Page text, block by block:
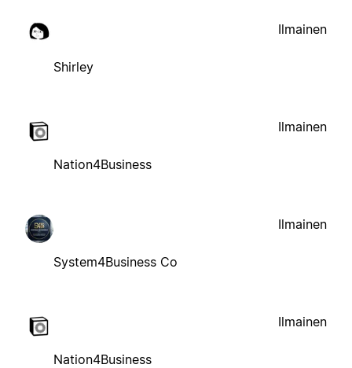
Shirley
Ilmainen
Nation4Business
Ilmainen
System4Business Co
Ilmainen
Nation4Business
Ilmainen